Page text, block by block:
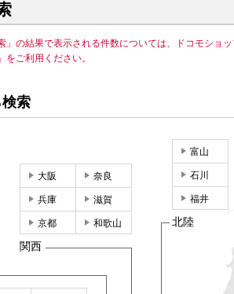
」の結果で表示される件数については、ドコモショ
をご利用ください。
索
富山
石川
福井
北陸
大阪 奈良
兵庫 滋賀
京都 和歌山
関西